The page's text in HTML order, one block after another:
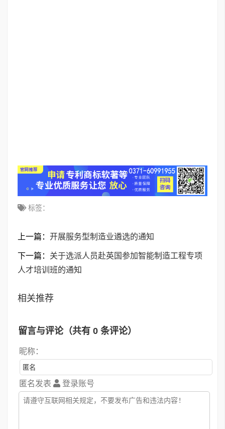
标签：
上一篇： 开展服务型制造业遴选的通知
下一篇： 关于选派人员赴英国参加智能制造工程专项
人才培训班的通知
相关推荐
留言与评论（共有 0 条评论）
昵称：
匿名发表 登录账号